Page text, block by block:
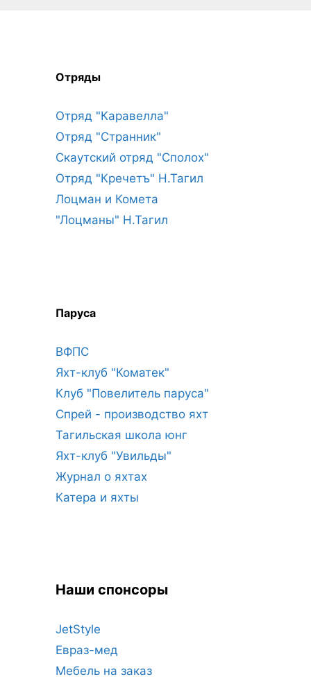
Отряды
Отряд "Каравелла"
Отряд "Странник"
Скаутский отряд "Сполох"
Отряд "Кречетъ" Н.Тагил
Лоцман и Комета
"Лоцманы" Н.Тагил
Паруса
ВФПС
Яхт-клуб "Коматек"
Клуб "Повелитель паруса"
Спрей - производство яхт
Тагильская школа юнг
Яхт-клуб "Увильды"
Журнал о яхтах
Катера и яхты
Наши спонсоры
JetStyle
Евраз-мед
Мебель на заказ